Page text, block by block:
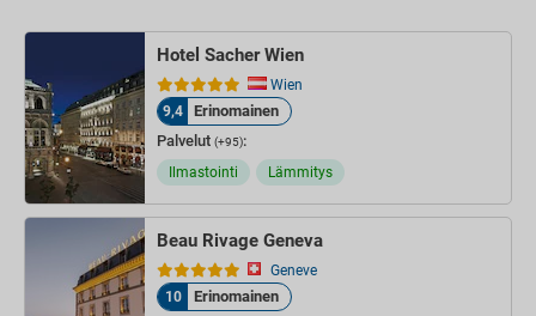
Hotel Sacher Wien
Wien
9,4
Erinomainen
Palvelut (+95):
Ilmastointi Lämmitys
Beau Rivage Geneva
Geneve
10
Erinomainen